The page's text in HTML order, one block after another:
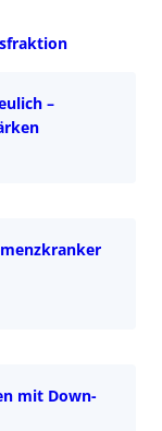
–
mit Down-